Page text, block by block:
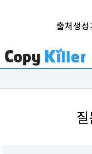
출처생성